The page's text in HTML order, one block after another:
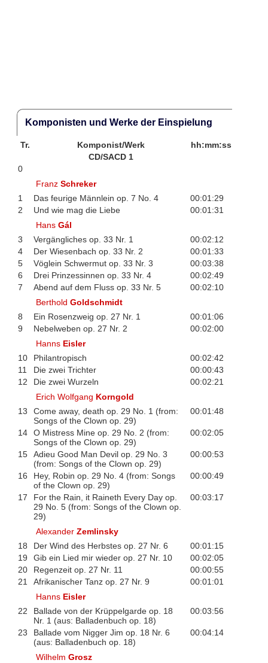
Komponisten und Werke der Einspielung
Tr. Komponist/Werk
hh:mm:ss
CD/SACD 1
0
FranzSchreker
1
Das feurige Männlein op. 7 No. 4
00:01:29
2
Und wie mag die Liebe
00:01:31
HansGál
3
Vergängliches op. 33 Nr. 1
00:02:12
4
Der Wiesenbach op. 33 Nr. 2
00:01:33
5
Vöglein Schwermut op. 33 Nr. 3
00:03:38
6
Drei Prinzessinnen op. 33 Nr. 4
00:02:49
7
Abend auf dem Fluss op. 33 Nr. 5
00:02:10
BertholdGoldschmidt
8
Ein Rosenzweig op. 27 Nr. 1
00:01:06
9
Nebelweben op. 27 Nr. 2
00:02:00
Hanns Eisler
10
Philantropisch
00:02:42
11
Die zwei Trichter
00:00:43
12
Die zwei Wurzeln
00:02:21
Erich Wolfgang Korngold
13
Come away, death op. 29 No. 1 (from:
Songs of the Clown op. 29)
00:01:48
14
O Mistress Mine op. 29 No. 2 (from:
Songs of the Clown op. 29)
00:02:05
15
Adieu Good Man Devil op. 29 No. 3
(from: Songs of the Clown op. 29)
00:00:53
16
Hey, Robin op. 29 No. 4 (from: Songs
of the Clown op. 29)
00:00:49
17
For the Rain, it Raineth Every Day op.
29 No. 5 (from: Songs of the Clown op.
29)
00:03:17
AlexanderZemlinsky
18
Der Wind des Herbstes op. 27 Nr. 6
00:01:15
19
Gib ein Lied mir wieder op. 27 Nr. 10
00:02:05
20
Regenzeit op. 27 Nr. 11
00:00:55
21
Afrikanischer Tanz op. 27 Nr. 9
00:01:01
Hanns Eisler
22
Ballade von der Krüppelgarde op. 18
Nr. 1 (aus: Balladenbuch op. 18)
00:03:56
23
Ballade vom Nigger Jim op. 18 Nr. 6
(aus: Balladenbuch op. 18)
00:04:14
WilhelmGrosz